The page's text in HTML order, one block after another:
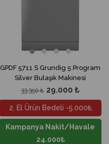
GPDF 5711 S Grundig 5 Program
Silver Bulaşık Makinesi
29.000 ₺
33.350 ₺
2. El Ürün Bedeli -5.000₺
Kampanya Nakit/Havale
24.000₺